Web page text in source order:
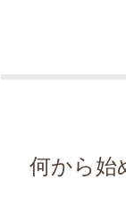
何から始